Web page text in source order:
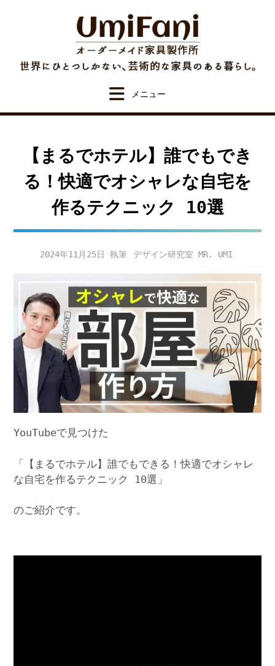
【まるでホテル】誰でもでき
る！快適でオシャレな自宅を
作るテクニック 10選
2024年11月25日 デザイン研究室 MR. UMI
YouTubeで見つけた
「【まるでホテル】誰でもできる！快適でオシャレ
な自宅を作るテクニック 10選」
のご紹介です。